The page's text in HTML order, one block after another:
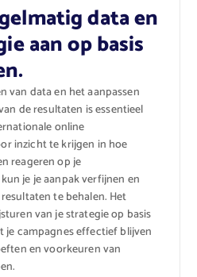
data en
aan op basis
van data en het aanpassen
de resultaten is essentieel
online
inzicht te krijgen in hoe
reageren op je
je je aanpak verfijnen en
te behalen. Het
van je strategie op basis
campagnes effectief blijven
en voorkeuren van